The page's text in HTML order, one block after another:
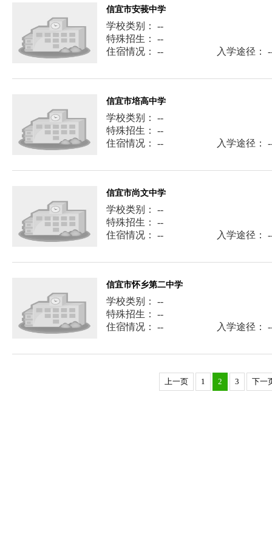
信宜市安莪中学
学校类别： --
特殊招生： --
住宿情况： --
入学途径：
信宜市培高中学
学校类别： --
特殊招生： --
住宿情况： --
入学途径：
信宜市尚文中学
学校类别： --
特殊招生： --
住宿情况： --
入学途径：
信宜市怀乡第二中学
学校类别： --
特殊招生： --
住宿情况： --
入学途径：
上一页 1 2 3 下一